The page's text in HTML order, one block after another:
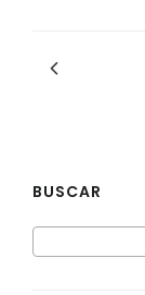
BUSCAR